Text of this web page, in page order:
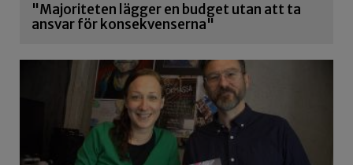
"Majoriteten lägger en budget utan att ta
ansvar för konsekvenserna"